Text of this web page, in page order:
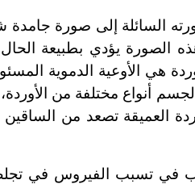
السائلة إلى صورة
الصورة يؤدي بطبيعة
هي الأوعية الدموية
أنواع مختلفة من
العميقة تصعد من
في تسبب الفيروس في